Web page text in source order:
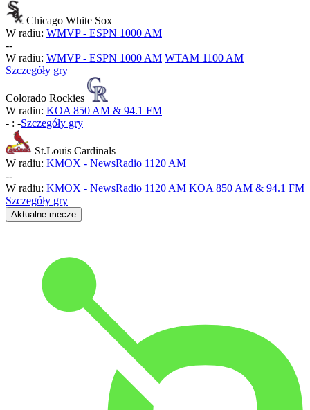
Chicago White Sox
W radiu: WMVP - ESPN 1000 AM
--
W radiu: WMVP - ESPN 1000 AM WTAM 1100 AM
Szczegóły gry
Colorado Rockies
W radiu: KOA 850 AM & 94.1 FM
- : -Szczegóły gry
St.Louis Cardinals
W radiu: KMOX - NewsRadio 1120 AM
--
W radiu: KMOX - NewsRadio 1120 AM KOA 850 AM & 94.1 FM
Szczegóły gry
Aktualne mecze